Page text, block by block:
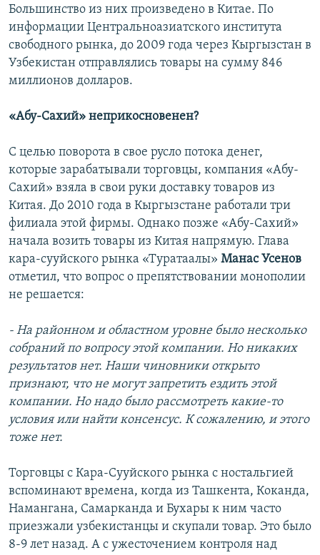
Большинство из них произведено в Китае. По
информации Центральноазиатского института
свободного рынка, до 2009 года через Кыргызстан в
Узбекистан отправлялись товары на сумму 846
миллионов долларов.
«Абу-Сахий» неприкосновенен?
С целью поворота в свое русло потока денег,
которые зарабатывали торговцы, компания «Абу-
Сахий» взяла в свои руки доставку товаров из
Китая. До 2010 года в Кыргызстане работали три
филиала этой фирмы. Однако позже «Абу-Сахий»
начала возить товары из Китая напрямую. Глава
кара-сууйского рынка «Туратаалы» Манас Усенов
отметил, что вопрос о препятствовании монополии
не решается:
- На районном и областном уровне было несколько
собраний по вопросу этой компании. Но никаких
результатов нет. Наши чиновники открыто
признают, что не могут запретить ездить этой
компании. Но надо было рассмотреть какие-то
условия или найти консенсус. К сожалению, и этого
тоже нет.
Торговцы с Кара-Сууйского рынка с ностальгией
вспоминают времена, когда из Ташкента, Коканда,
Намангана, Самарканда и Бухары к ним часто
приезжали узбекистанцы и скупали товар. Это было
8-9 лет назад. А с ужесточением контроля над